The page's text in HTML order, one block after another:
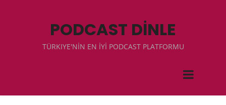
PODCAST DİNLE
TÜRKIYE'NİN EN İYİ PODCAST PLATFORMU